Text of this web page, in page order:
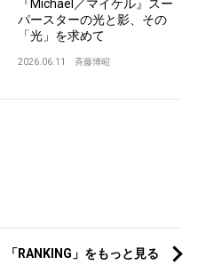
『Michael／マイケル』スー
パースターの光と影、その
「光」を求めて
2026.06.11 斉藤博昭
「RANKING」をもっと見る